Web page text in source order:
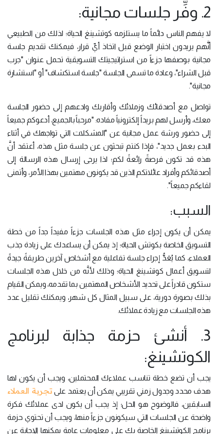
2. وفِّر جلسات مجانية:
لا يفهم الناس دائماً ما يستلزمه كوتشينغ الحياة؛ لذلك من الطبيعي
أنَّهم يريدون اختبار الوضع قبل اتخاذ أيِّ قرار، فيمكنك تقديم جلسة
مجانية بوصفها جزءاً من استراتيجيتك التسويقية تحمل عنوان "جرب
قبل الشراء"، وعادة ما تسمى الجلسة "جلسة استكشاف" أو "استشارة
مجانية".
تواصل مع أصدقائك وزملائك وأقاربك وادعهم إلى حضور الجلسة
معك، وأرسل لهم بريداً إلكترونياً مفاده: "مرحباً بالجميع، أدعوكم جميعاً
إلى حضور ورشة عمل مجانية عن "المشكلات التي تواجهك في أثناء
البدء بعمل جديد"، فإذا كنتم تبحثون عن جلسة مثل هذه، أعتقد أنَّ
هذه قد تكون فرصةً رائعةً لكم؛ لذا يرجى إرسال هذه الرسالة إلى
أصدقائكم وأفراد عائلاتكم الذين قد يكونون مهتمين بهذا الأمر، وأتمنى
لقاءكم جميعاً".
السبب:
يمكن أن يكون إجراء مثل هذه الجلسات جزءاً مفيداً جداً من خطة
التسويق الخاصة بكوتش الحياة؛ إذ يمكن أن يساعدك على زيادة جذب
العملاء، كما يُعَدُّ إجراء جلسة تفاعلية مع أشخاص آخرين طريقةً جيدةً
لتسويق أعمال كوتشينغ الحياة؛ وذلك لأنَّه من خلال هذه الجلسات
ستكون قادراً على تحديد الأشخاص المهتمين بما تقدمه، ويمكن القيام
بذلك بصورة دورية، على سبيل المثال كل شهر، ويمكنك تقليل عدد
هذه الجلسات مع زيادة عملائك.
3. أنشئ حزمة جذابة لبرنامج
الكوتشينغ:
يجب أن تضع خطة تناسب عملاءك المحتملين، ويجب أن يكون لها
هدف محدد وجدول زمني تقريبي يمكن أن يعتمد على تجربة العملاء
السابقين، فالوضوح هو الحل؛ إذ يجب أن يكون لدى عملائك فكرة
واضحة عن الجلسات التي سيكونون جزءاً منها، ويجب أن تحتوي حزمة
برنامج الكوتشينغ الخاصة بك على معلومات عامة يمكنها الإجابة عن